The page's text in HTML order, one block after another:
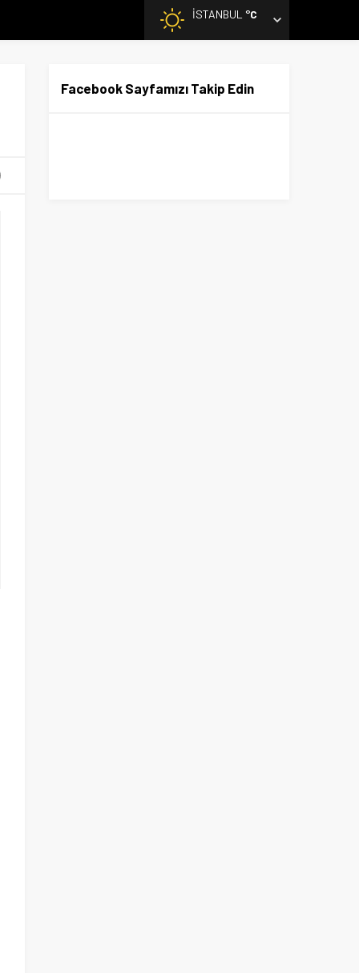
İSTANBUL °C
Facebook Sayfamızı Takip Edin